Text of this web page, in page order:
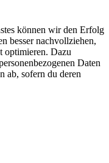
können wir den Erfolg
besser nachvollziehen,
optimieren. Dazu
Daten
ab, sofern du deren